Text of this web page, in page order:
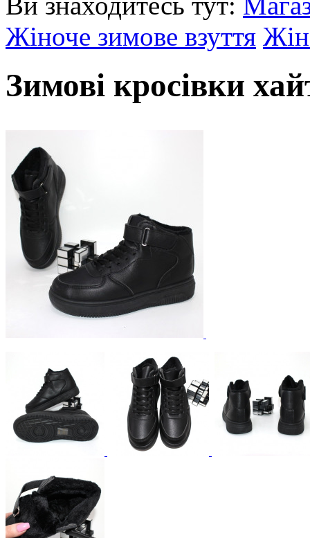
Жіноче зимове взуття
Зимові кросівки